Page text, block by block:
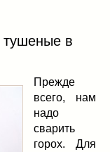
тушеные в
Прежде
всего, нам
надо
сварить
горох. Для